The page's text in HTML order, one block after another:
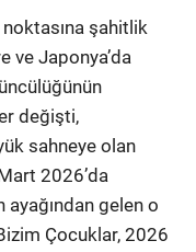
şahitlik
ve Japonya’da
değişti,
sahneye olan
2026’da
ayağından gelen o
Çocuklar, 2026